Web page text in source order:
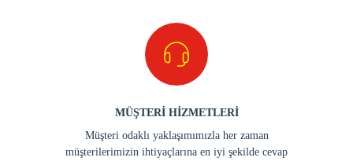
MÜŞTERİ HİZMETLERİ
Müşteri odaklı yaklaşımımızla her zaman
müşterilerimizin ihtiyaçlarına en iyi şekilde cevap